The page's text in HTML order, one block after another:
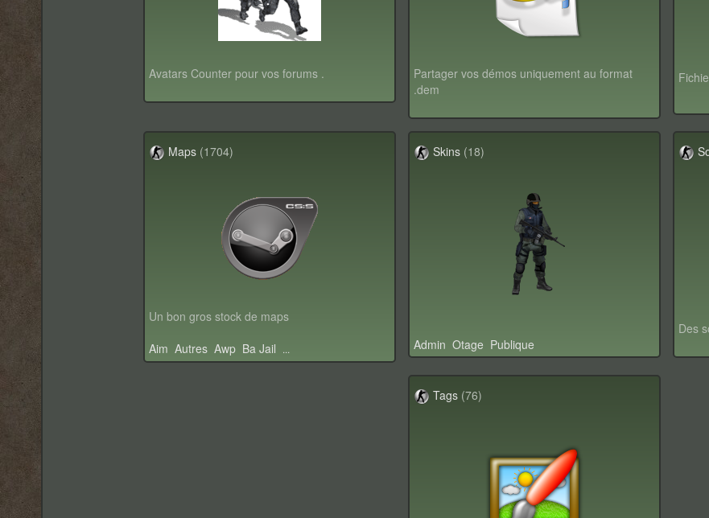
Avatars Counter pour vos forums .
Partager vos démos uniquement au format
.dem
Maps (1704)
Un bon gros stock de maps
Aim Autres Awp Ba Jail ...
Skins (18)
Admin Otage Publique
Des
Tags (76)